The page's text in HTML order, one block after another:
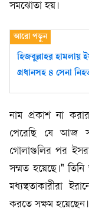
সমঝোতা হয়।
হিজবুল্লাহর হামলায়
প্রধানসহ ৪ সেনা
নাম প্রকাশ না
পেরেছি যে আজ
গোলাগুলির পর
সম্মত হয়েছে।" তিনি
মধ্যস্থতাকারীরা
করতে সক্ষম হয়েছেন।